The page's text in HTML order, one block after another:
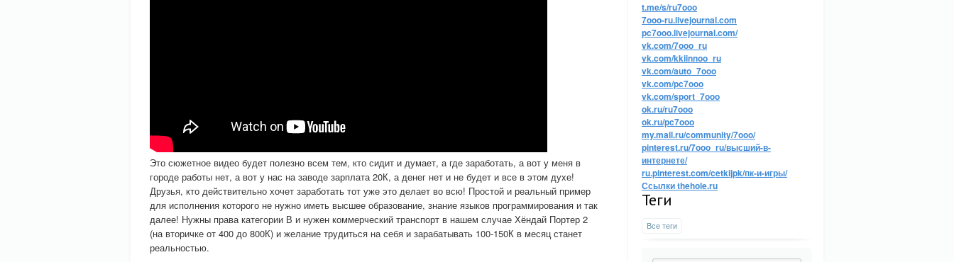
t.me/s/ru7ooo
7ooo-ru.livejournal.com
pc7ooo.livejournal.com/
vk.com/7ooo_ru
vk.com/kkiinnoo_ru
vk.com/auto_7ooo
vk.com/pc7ooo
vk.com/sport_7ooo
ok.ru/ru7ooo
ok.ru/pc7ooo
my.mail.ru/community/7ooo/
pinterest.ru/7ooo_ru/высший-в-
интернете/
ru.pinterest.com/cetkijpk/пк-и-игры/
Ссылки thehole.ru
Теги
Все теги
Это сюжетное видео будет полезно всем тем, кто сидит и думает, а где заработать, а вот у меня в
городе работы нет, а вот у нас на заводе зарплата 20К, а денег нет и не будет и все в этом духе!
Друзья, кто действительно хочет заработать тот уже это делает во всю! Простой и реальный пример
для исполнения которого не нужно иметь высшее образование, знание языков программирования и так
далее! Нужны права категории В и нужен коммерческий транспорт в нашем случае Хёндай Портер 2
(на вторичке от 400 до 800К) и желание трудиться на себя и зарабатывать 100-150К в месяц станет
реальностью.